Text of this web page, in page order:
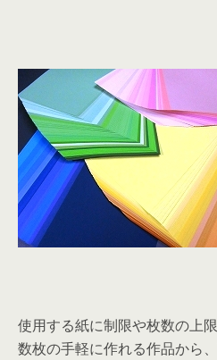
使用する紙に制限や枚数の上限
数枚の手軽に作れる作品から